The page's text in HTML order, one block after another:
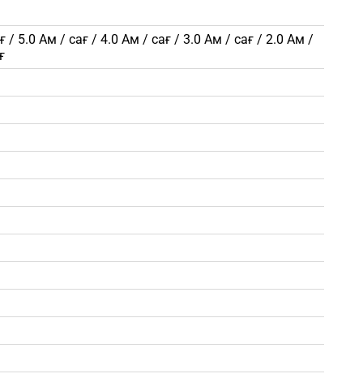
/ 5.0 Ам / сағ / 4.0 Ам / сағ / 3.0 Ам / сағ / 2.0 Ам /